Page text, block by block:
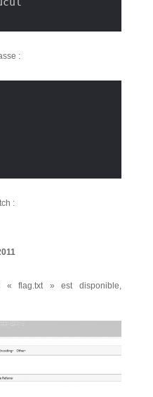
:
:
« flag.txt » est disponible,